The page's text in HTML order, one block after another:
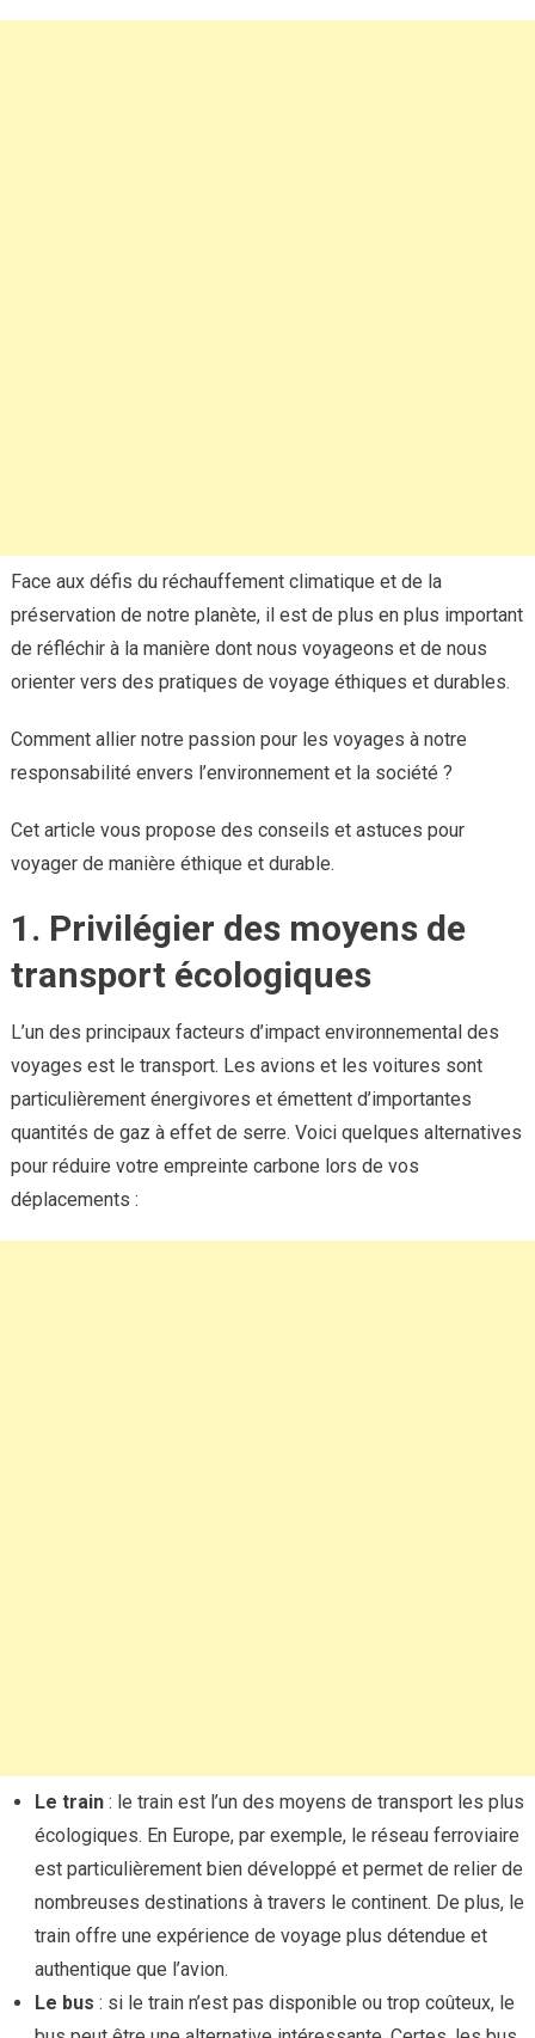
Face aux défis du réchauffement climatique et de la
préservation de notre planète, il est de plus en plus important
de réfléchir à la manière dont nous voyageons et de nous
orienter vers des pratiques de voyage éthiques et durables.
Comment allier notre passion pour les voyages à notre
responsabilité envers l’environnement et la société ?
Cet article vous propose des conseils et astuces pour
voyager de manière éthique et durable.
1. Privilégier des moyens de
transport écologiques
L’un des principaux facteurs d’impact environnemental des
voyages est le transport. Les avions et les voitures sont
particulièrement énergivores et émettent d’importantes
quantités de gaz à effet de serre. Voici quelques alternatives
pour réduire votre empreinte carbone lors de vos
déplacements :
Le train: le train est l’un des moyens de transport les plus
écologiques. En Europe, par exemple, le réseau ferroviaire
est particulièrement bien développé et permet de relier de
nombreuses destinations à travers le continent. De plus, le
train offre une expérience de voyage plus détendue et
authentique que l’avion.
Le bus : si le train n’est pas disponible ou trop coûteux, le